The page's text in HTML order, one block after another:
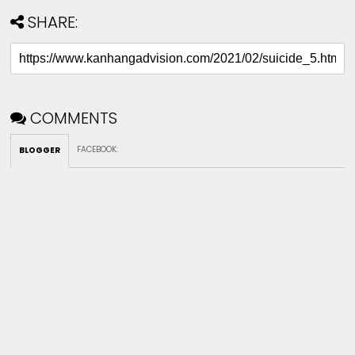
SHARE:
COMMENTS
BLOGGER FACEBOOK: